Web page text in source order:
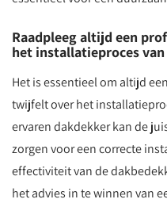
Raadpleeg altijd een
het installatieproces
Het is essentieel om altijd
twijfelt over het
ervaren dakdekker kan de
zorgen voor een correcte
effectiviteit van de
het advies in te winnen van